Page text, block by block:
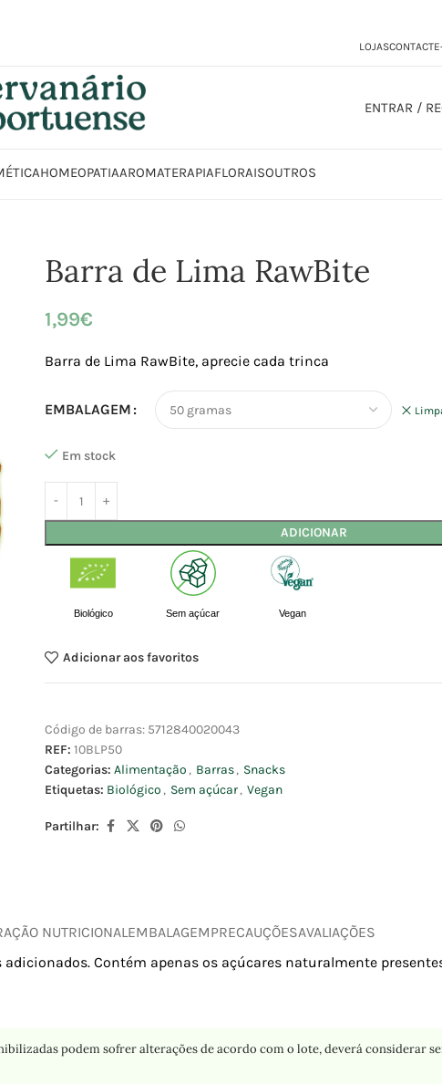
LOJAS
ENTRAR /
HOMEOPATIAAROMATERAPIAFLORAISOUTROS
Barra de Lima RawBite
1,99€
Barra de Lima RawBite, aprecie cada trinca
EMBALAGEM
Em stock
ADICIONAR
Biológico Sem açúcar Vegan
Adicionar aos favoritos
Código de barras: 5712840020043
REF: 10BLP50
Categorias: Alimentação , Barras, Snacks
Etiquetas: Biológico , Sem açúcar, Vegan
Partilhar:
NUTRICIONAL EMBALAGEMPRECAUÇÕESAVALIAÇÕES
Contém apenas os açúcares naturalmente
podem sofrer alterações de acordo com o lote, deverá considerar